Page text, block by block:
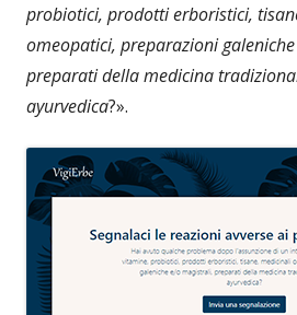
probiotici, prodotti erboristici,
omeopatici, preparazioni
preparati della medicina
ayurvedica?».